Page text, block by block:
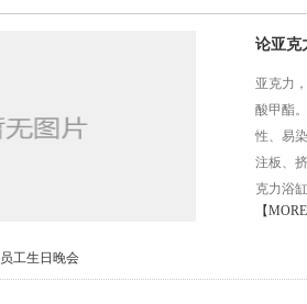
论亚克
亚克力
酸甲酯
性、易
注板、
克力浴
【
工生日晚会